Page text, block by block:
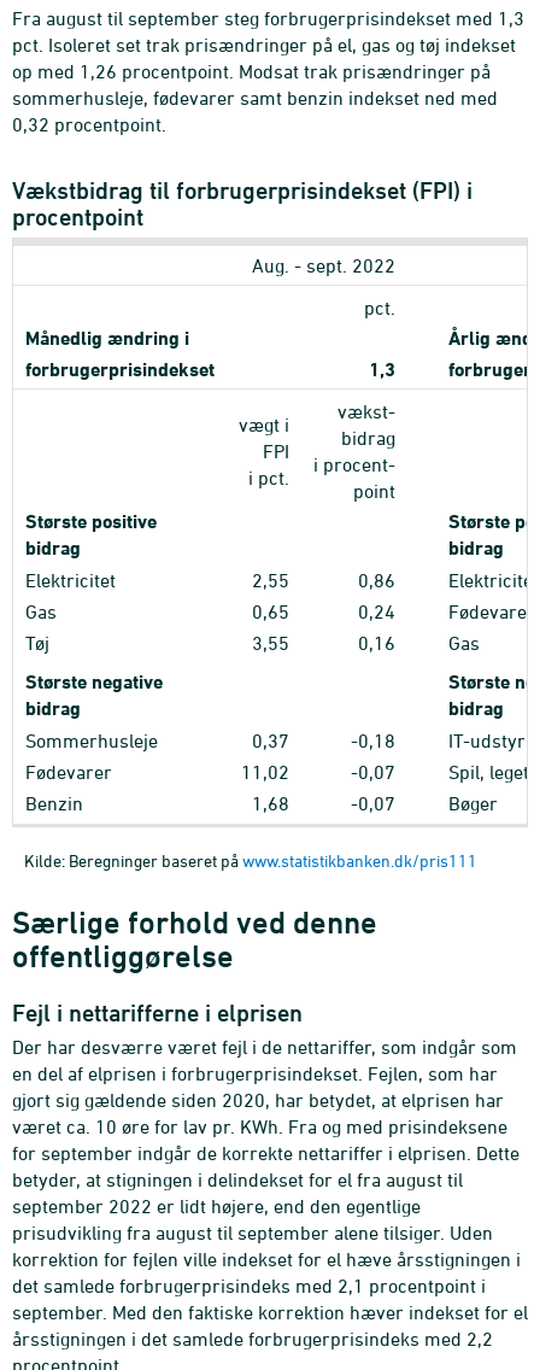
Fra august til september steg forbrugerprisindekset med 1,3
pct. Isoleret set trak prisændringer på el, gas og tøj indekset
op med 1,26 procentpoint. Modsat trak prisændringer på
sommerhusleje, fødevarer samt benzin indekset ned med
0,32 procentpoint.
Vækstbidrag til forbrugerprisindekset (FPI) i
procentpoint
Aug. - sept. 2022
pct.
Månedlig ændring i
Årlig
forbrugerprisindekset
1,3
vægt i
FPI
i pct.
vækst-
bidrag
i procent-
point
Største positive
bidrag
Største
bidrag
Elektricitet 2,55 0,86
Elektricitet
Gas
0,65 0,24
Fødevarer
Tøj
3,55 0,16 Gas
Største negative
bidrag
Største
bidrag
Sommerhusleje 0,37 -0,18
IT-udstyr
Fødevarer
11,02 -0,07
Spil,
Benzin
1,68 -0,07 Bøger
Kilde: Beregninger baseret påwww.statistikbanken.dk/pris111
Særlige forhold ved denne
offentliggørelse
Fejl i nettarifferne i elprisen
Der har desværre været fejl i de nettariffer, som indgår som
en del af elprisen i forbrugerprisindekset. Fejlen, som har
gjort sig gældende siden 2020, har betydet, at elprisen har
været ca. 10 øre for lav pr. KWh. Fra og med prisindeksene
for september indgår de korrekte nettariffer i elprisen. Dette
betyder, at stigningen i delindekset for el fra august til
september 2022 er lidt højere, end den egentlige
prisudvikling fra august til september alene tilsiger. Uden
korrektion for fejlen ville indekset for el hæve årsstigningen i
det samlede forbrugerprisindeks med 2,1 procentpoint i
september. Med den faktiske korrektion hæver indekset for el
årsstigningen i det samlede forbrugerprisindeks med 2,2
procentpoint.